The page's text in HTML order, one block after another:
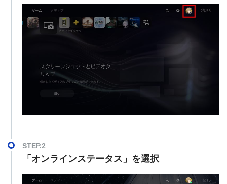
STEP.2
「オンラインステータス」を選択